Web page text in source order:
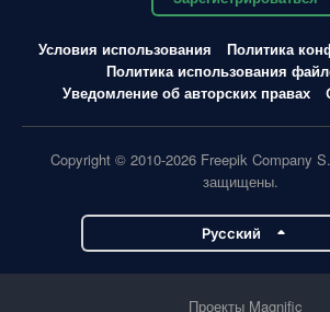
Условия использования
Политика
Политика использования
Уведомление об авторских правах
Copyright © 2010-2026 Freepik Company
защищены.
Pусский
Проекты Magnific